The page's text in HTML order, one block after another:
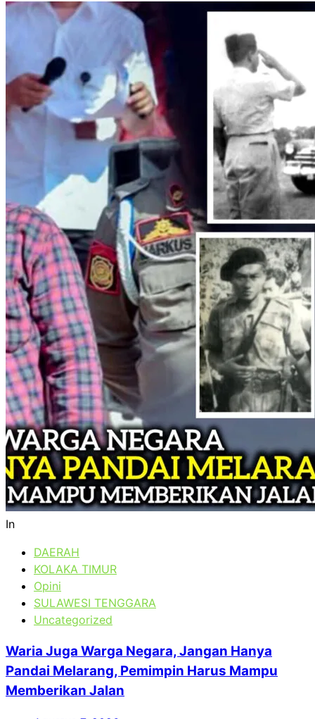
In
DAERAH
KOLAKA TIMUR
Opini
SULAWESI TENGGARA
Uncategorized
Waria Juga Warga Negara, Jangan Hanya
Pandai Melarang, Pemimpin Harus Mampu
Memberikan Jalan